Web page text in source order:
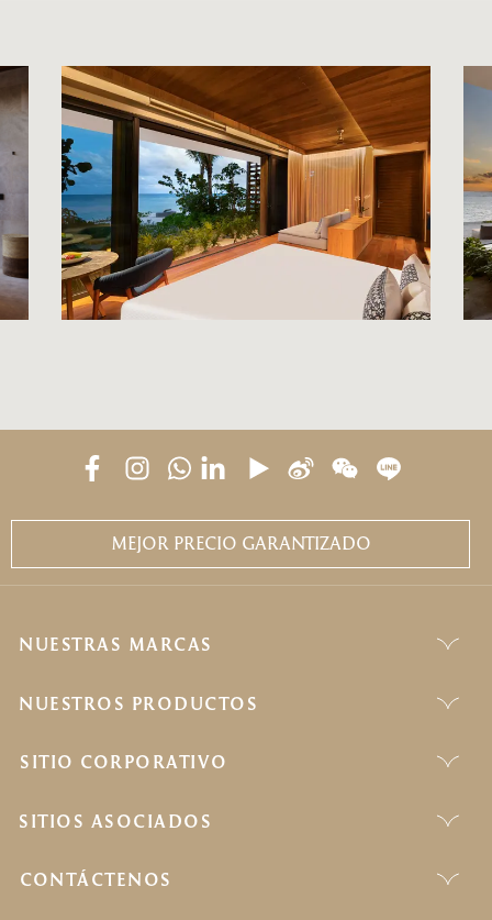
MEJOR PRECIO GARANTIZADO
NUESTRAS MARCAS
NUESTROS PRODUCTOS
SITIO CORPORATIVO
SITIOS ASOCIADOS
CONTÁCTENOS